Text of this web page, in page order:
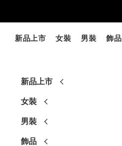
新品上市 女裝 男裝 飾品
新品上市
女裝
男裝
飾品